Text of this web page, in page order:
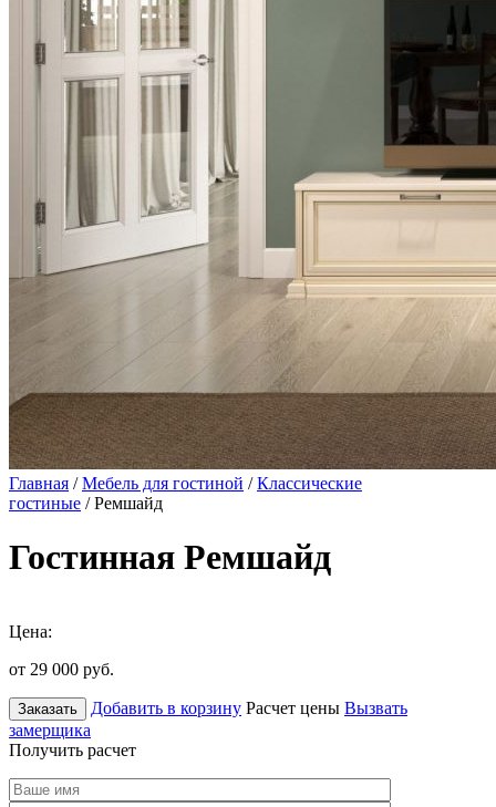
Главная /Мебель для гостиной /Классические
гостиные / Ремшайд
Гостинная Ремшайд
Цена:
от 29 000 руб.
Заказать Добавить в корзину Расчет цены Вызвать
замерщика
Получить расчет